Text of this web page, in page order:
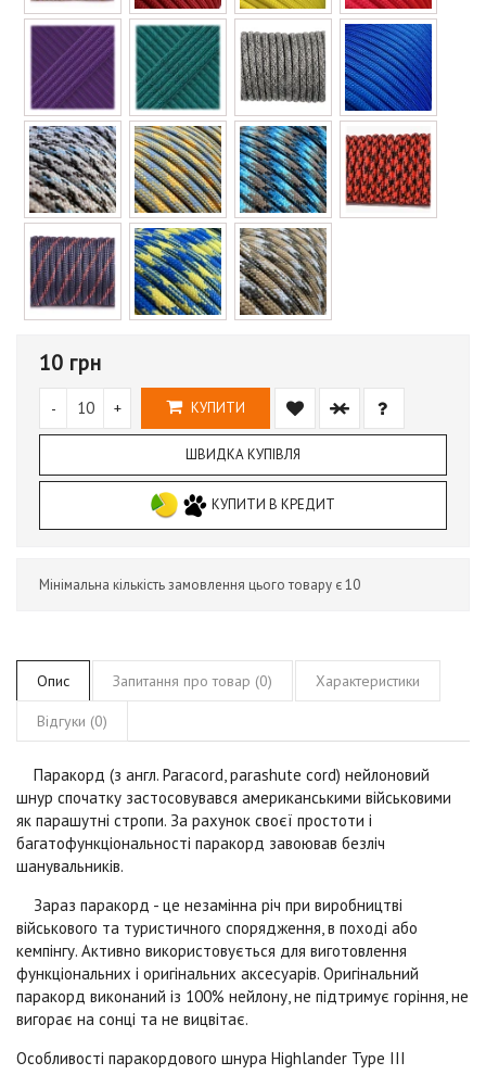
10 грн
- + КУПИТИ
ШВИДКА КУПІВЛЯ
КУПИТИ В КРЕДИТ
Мінімальна кількість замовлення цього товару є 10
Опис Запитання про товар (0) Характеристики
Відгуки (0)
Паракорд (з англ. Paracord, parashute cord) нейлоновий
шнур спочатку застосовувався американськими військовими
як парашутні стропи. За рахунок своєї простоти і
багатофункціональності паракорд завоював безліч
шанувальників.
Зараз паракорд - це незамінна річ при виробництві
військового та туристичного спорядження, в поході або
кемпінгу. Активно використовується для виготовлення
функціональних і оригінальних аксесуарів. Оригінальний
паракорд виконаний із 100% нейлону, не підтримує горіння, не
вигорає на сонці та не вицвітає.
Особливості паракордового шнура Highlander Type III